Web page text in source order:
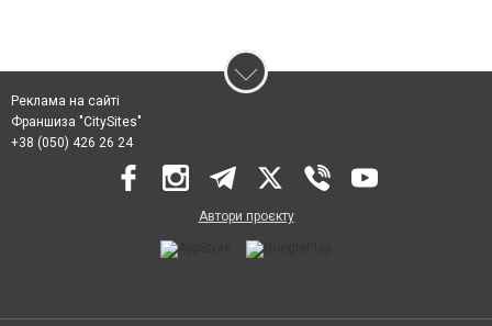
Реклама на сайті
Франшиза "CitySites"
+38 (050) 426 26 24
Автори проєкту